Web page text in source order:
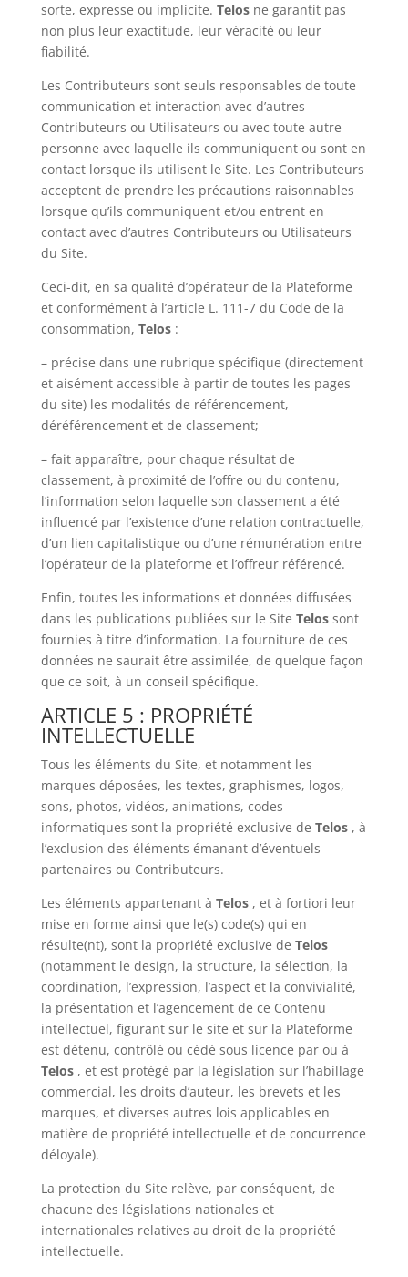
sorte, expresse ou implicite. Telosne garantit pas
non plus leur exactitude, leur véracité ou leur
fiabilité.
Les Contributeurs sont seuls responsables de toute
communication et interaction avec d’autres
Contributeurs ou Utilisateurs ou avec toute autre
personne avec laquelle ils communiquent ou sont en
contact lorsque ils utilisent le Site. Les Contributeurs
acceptent de prendre les précautions raisonnables
lorsque qu’ils communiquent et/ou entrent en
contact avec d’autres Contributeurs ou Utilisateurs
du Site.
Ceci-dit, en sa qualité d’opérateur de la Plateforme
et conformément à l’article L. 111-7 du Code de la
consommation, Telos:
– précise dans une rubrique spécifique (directement
et aisément accessible à partir de toutes les pages
du site) les modalités de référencement,
déréférencement et de classement;
– fait apparaître, pour chaque résultat de
classement, à proximité de l’offre ou du contenu,
l’information selon laquelle son classement a été
influencé par l’existence d’une relation contractuelle,
d’un lien capitalistique ou d’une rémunération entre
l’opérateur de la plateforme et l’offreur référencé.
Enfin, toutes les informations et données diffusées
dans les publications publiées sur le Site Telossont
fournies à titre d’information. La fourniture de ces
données ne saurait être assimilée, de quelque façon
que ce soit, à un conseil spécifique.
ARTICLE 5 : PROPRIÉTÉ
INTELLECTUELLE
Tous les éléments du Site, et notamment les
marques déposées, les textes, graphismes, logos,
sons, photos, vidéos, animations, codes
informatiques sont la propriété exclusive de Telos, à
l’exclusion des éléments émanant d’éventuels
partenaires ou Contributeurs.
Les éléments appartenant à Telos, et à fortiori leur
mise en forme ainsi que le(s) code(s) qui en
résulte(nt), sont la propriété exclusive de Telos
(notamment le design, la structure, la sélection, la
coordination, l’expression, l’aspect et la convivialité,
la présentation et l’agencement de ce Contenu
intellectuel, figurant sur le site et sur la Plateforme
est détenu, contrôlé ou cédé sous licence par ou à
Telos, et est protégé par la législation sur l’habillage
commercial, les droits d’auteur, les brevets et les
marques, et diverses autres lois applicables en
matière de propriété intellectuelle et de concurrence
déloyale).
La protection du Site relève, par conséquent, de
chacune des législations nationales et
internationales relatives au droit de la propriété
intellectuelle.